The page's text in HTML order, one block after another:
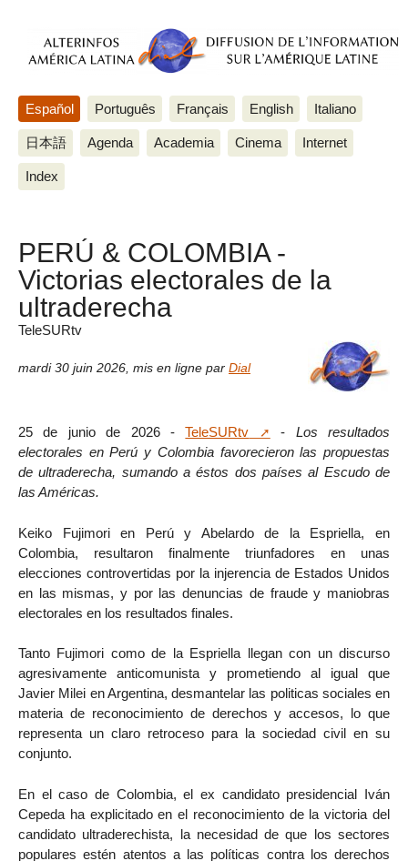
Español Português Français English Italiano
日本語 Agenda Academia Cinema Internet
Index
PERÚ & COLOMBIA -
Victorias electorales de la
ultraderecha
TeleSURtv
mardi 30 juin 2026 mis en ligne par Dial
25 de junio de 2026 -TeleSURtv - Los resultados
electorales en Perú y Colombia favorecieron las propuestas
de ultraderecha, sumando a éstos dos países al Escudo de
las Américas.
Keiko Fujimori en Perú y Abelardo de la Espriella, en
Colombia, resultaron finalmente triunfadores en unas
elecciones controvertidas por la injerencia de Estados Unidos
en las mismas, y por las denuncias de fraude y maniobras
electorales en los resultados finales.
Tanto Fujimori como de la Espriella llegan con un discurso
agresivamente anticomunista y prometiendo al igual que
Javier Milei en Argentina, desmantelar las politicas sociales en
materia de reconocimiento de derechos y accesos, lo que
representa un claro retroceso para la sociedad civil en su
conjunto.
En el caso de Colombia, el ex candidato presidencial Iván
Cepeda ha explicitado en el reconocimiento de la victoria del
candidato ultraderechista, la necesidad de que los sectores
populares estén atentos a las políticas contra los derechos